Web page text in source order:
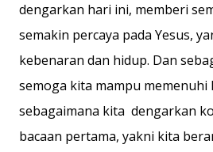
dengarkan hari ini, memberi
semakin percaya pada Yesus,
kebenaran dan hidup. Dan
semoga kita mampu memenuhi
sebagaimana kita dengarkan
bacaan pertama, yakni kita